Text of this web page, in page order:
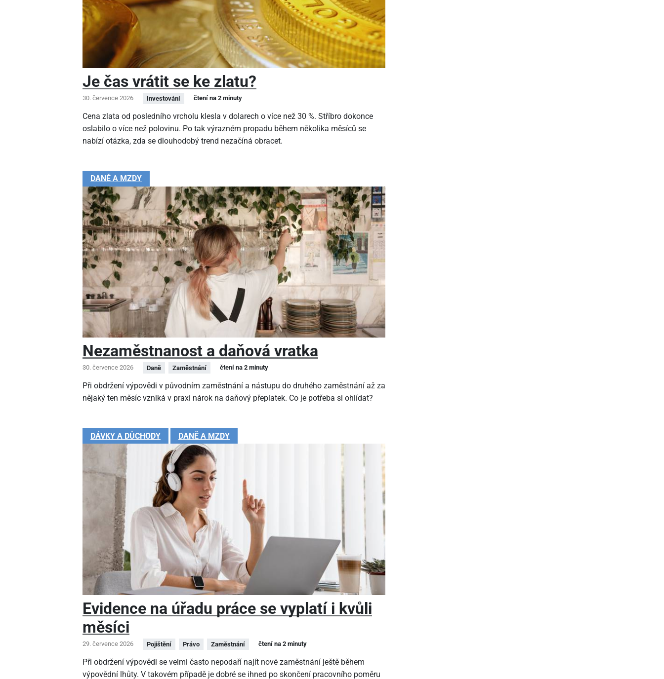
Je čas vrátit se ke zlatu?
30. července 2026 Investování čtení na 2 minuty
Cena zlata od posledního vrcholu klesla v dolarech o více než 30 %. Stříbro dokonce
oslabilo o více než polovinu. Po tak výrazném propadu během několika měsíců se
nabízí otázka, zda se dlouhodobý trend nezačíná obracet.
DANĚ A MZDY
Nezaměstnanost a daňová vratka
30. července 2026 Daně Zaměstnání čtení na 2 minuty
Při obdržení výpovědi v původním zaměstnání a nástupu do druhého zaměstnání až za
nějaký ten měsíc vzniká v praxi nárok na daňový přeplatek. Co je potřeba si ohlídat?
DÁVKY A DŮCHODY DANĚ A MZDY
Evidence na úřadu práce se vyplatí i kvůli
měsíci
29. července 2026 Pojištění Právo Zaměstnání čtení na 2 minuty
Při obdržení výpovědi se velmi často nepodaří najít nové zaměstnání ještě během
výpovědní lhůty. V takovém případě je dobré se ihned po skončení pracovního poměru